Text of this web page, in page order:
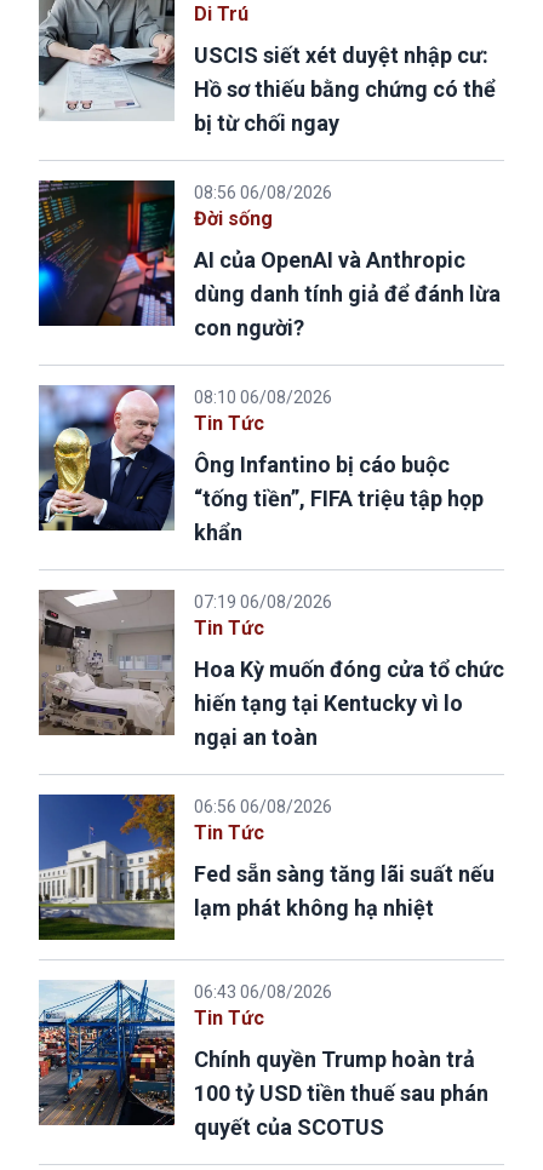
Di Trú
USCIS siết xét duyệt nhập cư:
Hồ sơ thiếu bằng chứng có thể
bị từ chối ngay
08:56 06/08/2026
Đời sống
AI của OpenAI và Anthropic
dùng danh tính giả để đánh lừa
con người?
08:10 06/08/2026
Tin Tức
Ông Infantino bị cáo buộc
“tống tiền”, FIFA triệu tập họp
khẩn
07:19 06/08/2026
Tin Tức
Hoa Kỳ muốn đóng cửa tổ chức
hiến tạng tại Kentucky vì lo
ngại an toàn
06:56 06/08/2026
Tin Tức
Fed sẵn sàng tăng lãi suất nếu
lạm phát không hạ nhiệt
06:43 06/08/2026
Tin Tức
Chính quyền Trump hoàn trả
100 tỷ USD tiền thuế sau phán
quyết của SCOTUS